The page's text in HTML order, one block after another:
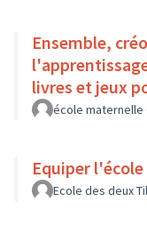
Ensemble,
livres et jeux
école maternelle
Equiper
Ecole des deux